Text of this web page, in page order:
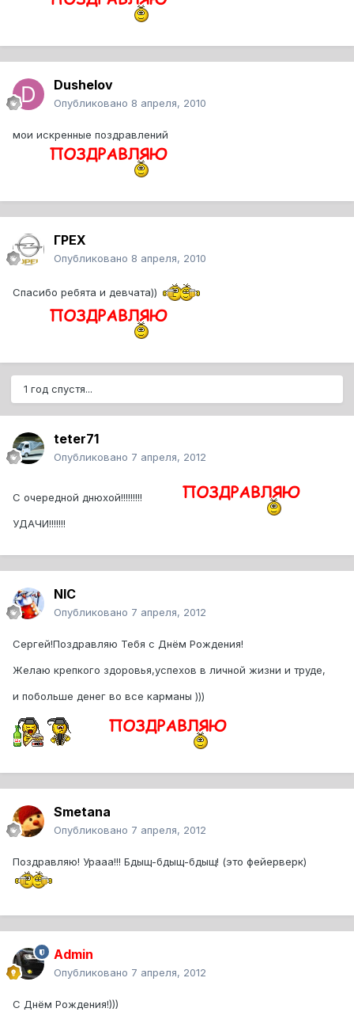
Dushelov
Опубликовано 8 апреля, 2010
мои искренные поздравлений
ГРЕХ
Опубликовано 8 апреля, 2010
Спасибо ребята и девчата))
1 год спустя...
teter71
Опубликовано 7 апреля, 2012
С очередной днюхой!!!!!!!!!
УДАЧИ!!!!!!!
NIC
Опубликовано 7 апреля, 2012
Сергей!Поздравляю Тебя с Днём Рождения!
Желаю крепкого здоровья,успехов в личной жизни и труде,
и побольше денег во все карманы )))
Smetana
Опубликовано 7 апреля, 2012
Поздравляю! Урааа!!! Бдыщ-бдыщ-бдыщ! (это фейерверк)
Admin
Опубликовано 7 апреля, 2012
С Днём Рождения!)))